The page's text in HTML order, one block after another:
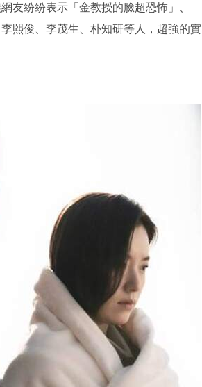
友紛紛表示「金教授的臉超恐怖」、
熙俊、李茂生、朴知研等人，超強的實